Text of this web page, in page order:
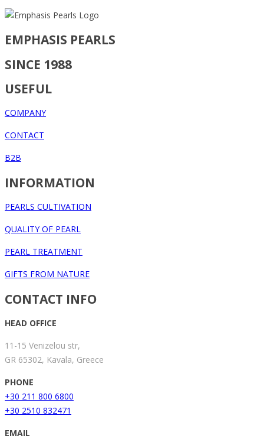
EMPHASIS PEARLS
SINCE 1988
USEFUL
COMPANY
CONTACT
B2B
INFORMATION
PEARLS CULTIVATION
QUALITY OF PEARL
PEARL TREATMENT
GIFTS FROM NATURE
CONTACT INFO
HEAD OFFICE
11-15 Venizelou str,
GR 65302, Kavala, Greece
PHONE
+30 211 800 6800
+30 2510 832471
EMAIL